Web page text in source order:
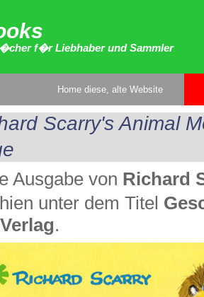
f�r Liebhaber und Sammler
Home diese, alte Website
Scarry's Animal
Ausgabe von Richard
unter dem Titel
.